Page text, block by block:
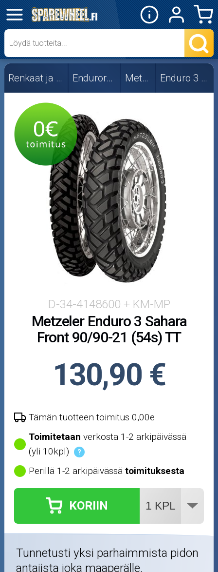
✕
Mopon osat
Skootterin osat
Crossipyörän osat
Moottoripyörän osat
Moottorikelkan osat
Mopoauton osat
Mönkijän osat
Puutarha ja metsä
Ajovarusteet
Nastarenkaat
Öljyt ja kemikaalit
Työkalut
Outlet-tuotteet
Renkaat ja vanteet Endurorenkaat Metzeler Enduro 3 Sahara
D-34-4148600 + KM-MP
Metzeler Enduro 3 Sahara
Front 90/90-21 (54s) TT
130,90 €
Tämän tuotteen toimitus 0,00e
Toimitetaan verkosta 1-2 arkipäivässä
(yli 10kpl)
?
Perillä 1-2 arkipäivässätoimituksesta
KORIIN
Tunnetusti yksi parhaimmista pidon
antajista joka maaperälle.